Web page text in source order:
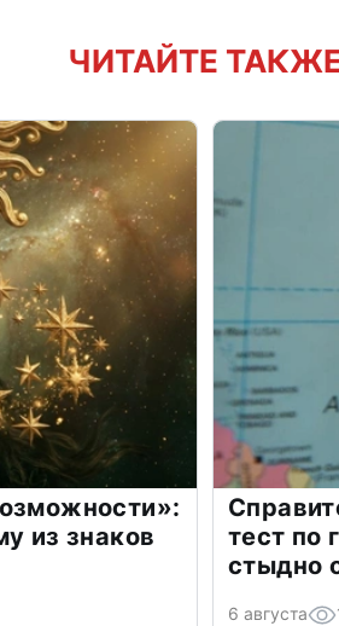
ЧИТАЙТЕ
из знаков
тест по
стыдно
6 августа